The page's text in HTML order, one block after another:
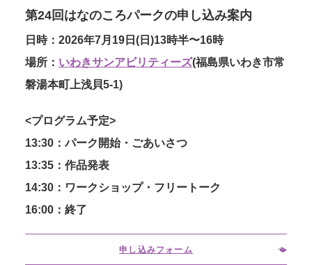
第24回はなのころパークの申し込み案内
日時：2026年7月19日(日)13時半〜16時
場所： いわきサンアビリティーズ(福島県いわき市常
磐湯本町上浅貝5-1)
<プログラム予定>
13:30：パーク開始・ごあいさつ
13:35：作品発表
14:30：ワークショップ・フリートーク
16:00：終了
申し込みフォーム